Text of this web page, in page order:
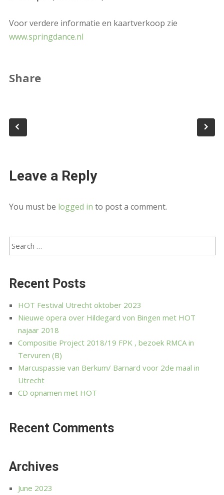
Voor verdere informatie en kaartverkoop zie
www.springdance.nl
Share
Leave a Reply
You must be logged in to post a comment.
Recent Posts
HOT Festival Utrecht oktober 2023
Nieuwe opera over Hildegard von Bingen met HOT
najaar 2018
Compositie Project 2018/19 FPK , bezoek RMCA in
Tervuren (B)
Marcuspassie van Berkum/ Barnard voor 2de maal in
Utrecht
CD opnamen met HOT
Recent Comments
Archives
June 2023